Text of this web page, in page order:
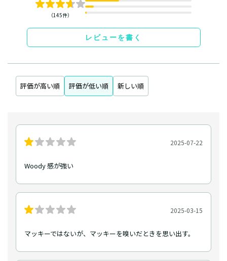
（145件）
レビューを書く
評価が高い順 評価が低い順 新しい順
2025-07-22
Woody 感が強い
2025-03-15
マッキーではないが、マッキーを嗅いだときを思い出す。